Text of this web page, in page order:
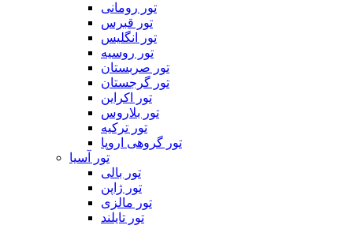
تور رومانی
تور قبرس
تور انگلیس
تور روسیه
تور صربستان
تور گرجستان
تور اکراین
تور بلاروس
تور ترکیه
تور گروهی اروپا
تور آسیا
تور بالی
تور ژاپن
تور مالزی
تور تایلند